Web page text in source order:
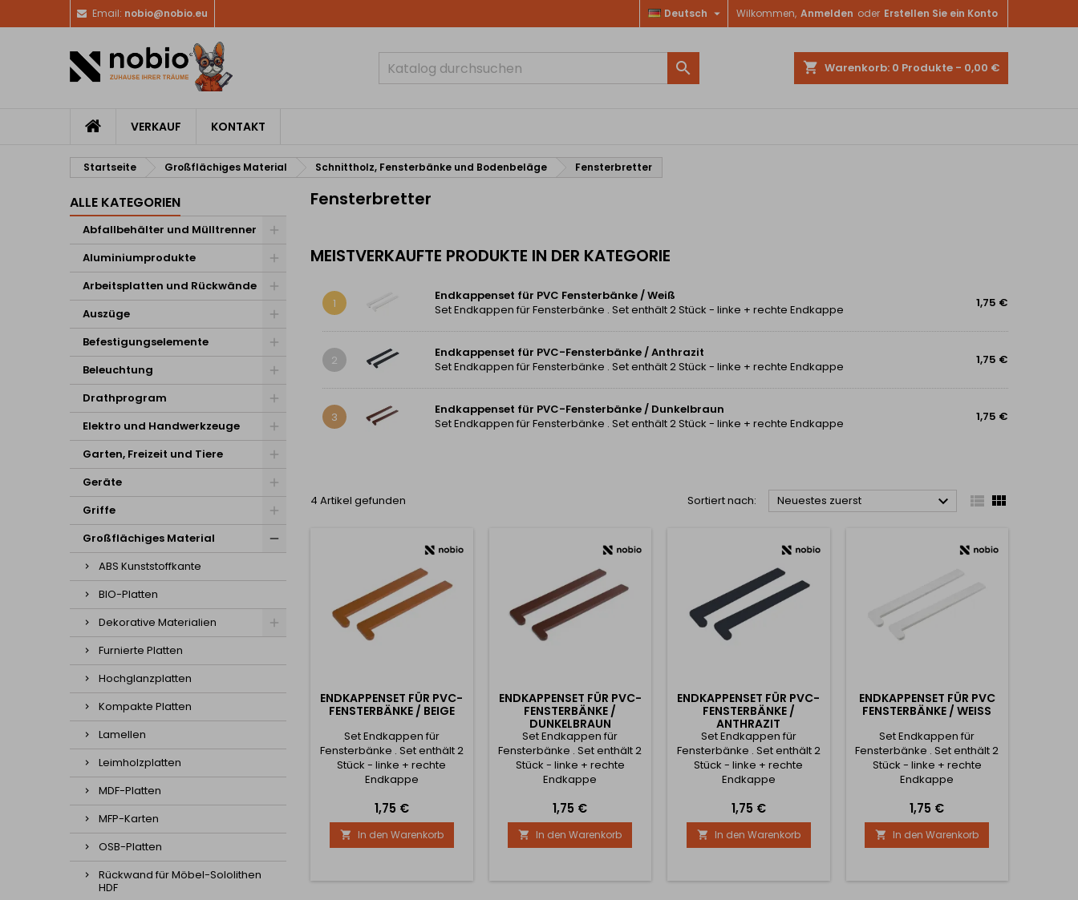
Email: nobio@nobio.eu Wilkommen, Anmelden oder Erstellen Sie ein Konto
Deutsch 
shopping_cart Warenkorb: 0 Produkte - 0,00 €

VERKAUF KONTAKT
Startseite Großflächiges Material Schnittholz, Fensterbänke und Bodenbeläge Fensterbretter
ALLE KATEGORIEN
Abfallbehälter und Mülltrenner
Aluminiumprodukte
Arbeitsplatten und Rückwände
Auszüge
Befestigungselemente
Beleuchtung
Drathprogram
Elektro und Handwerkzeuge
Garten, Freizeit und Tiere
Geräte
Griffe
Großflächiges Material
ABS Kunststoffkante
BIO-Platten
Dekorative Materialien
Furnierte Platten
Hochglanzplatten
Kompakte Platten
Lamellen
Leimholzplatten
MDF-Platten
MFP-Karten
OSB-Platten
Rückwand für Möbel-Sololithen
HDF
Fensterbretter
MEISTVERKAUFTE PRODUKTE IN DER KATEGORIE
1
Endkappenset für PVC Fensterbänke / Weiß
Set Endkappen für Fensterbänke . Set enthält 2 Stück - linke + rechte Endkappe
1,75 €
2
Endkappenset für PVC-Fensterbänke / Anthrazit
Set Endkappen für Fensterbänke . Set enthält 2 Stück - linke + rechte Endkappe
1,75 €
3
Endkappenset für PVC-Fensterbänke / Dunkelbraun
Set Endkappen für Fensterbänke . Set enthält 2 Stück - linke + rechte Endkappe
1,75 €
4 Artikel gefunden Sortiert nach: Neuestes zuerst   
ENDKAPPENSET FÜR PVC-
FENSTERBÄNKE / BEIGE
Set Endkappen für
Fensterbänke . Set enthält 2
Stück - linke + rechte
Endkappe
Preis
1,75 €
 In den Warenkorb
ENDKAPPENSET FÜR PVC-
FENSTERBÄNKE /
DUNKELBRAUN
Set Endkappen für
Fensterbänke . Set enthält 2
Stück - linke + rechte
Endkappe
Preis
1,75 €
 In den Warenkorb
ENDKAPPENSET FÜR PVC-
FENSTERBÄNKE /
ANTHRAZIT
Set Endkappen für
Fensterbänke . Set enthält 2
Stück - linke + rechte
Endkappe
Preis
1,75 €
 In den Warenkorb
ENDKAPPENSET FÜR PVC
FENSTERBÄNKE / WEISS
Set Endkappen für
Fensterbänke . Set enthält 2
Stück - linke + rechte
Endkappe
Preis
1,75 €
 In den Warenkorb